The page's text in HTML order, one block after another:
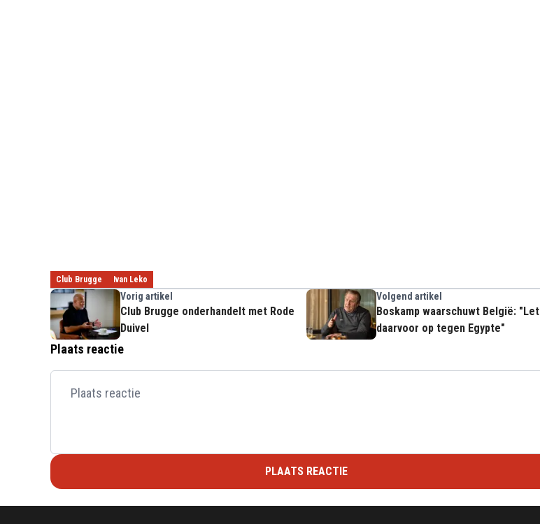
Club Brugge Ivan Leko
Vorig artikel
Club Brugge onderhandelt met Rode
Duivel
Volgend artikel
Boskamp waarschuwt België: "Let
daarvoor op tegen Egypte"
Plaats reactie
PLAATS REACTIE